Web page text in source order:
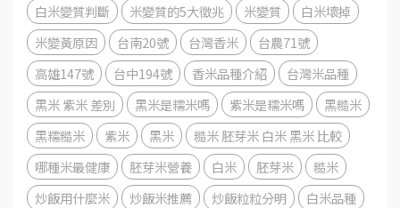
白米變質判斷
米變質的5大徵兆 米變質
白米壞掉
米變黃原因
台南20號 台灣香米
台農71號
高雄147號
台中194號 香米品種介紹
台灣米品種
黑米 紫米 差別
黑米是糯米嗎 紫米是糯米嗎
黑糙米
黑糯糙米
紫米 黑米
糙米 胚芽米 白米 黑米 比較
哪種米最健康
胚芽米營養 白米 胚芽米
糙米
炒飯用什麼米
炒飯米推薦 炒飯粒粒分明
白米品種